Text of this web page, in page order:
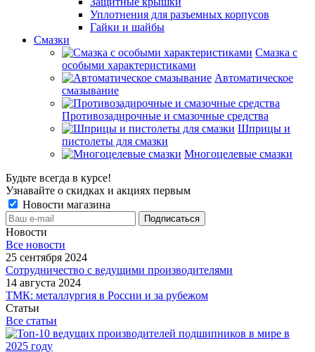
Уплотнения для разъемных корпусов
Гайки и шайбы
Смазки
Смазка с
особыми характеристиками
Автоматическое
смазывание
Противозадирочные и смазочные средства
Шприцы и
пистолеты для смазки
Многоцелевые смазки
Будьте всегда в курсе!
Узнавайте о скидках и акциях первым
Новости магазина
Новости
Все новости
25 сентября 2024
Сотрудничество с ведущими производителями
14 августа 2024
ТМК: металлургия в России и за рубежом
Статьи
Все статьи